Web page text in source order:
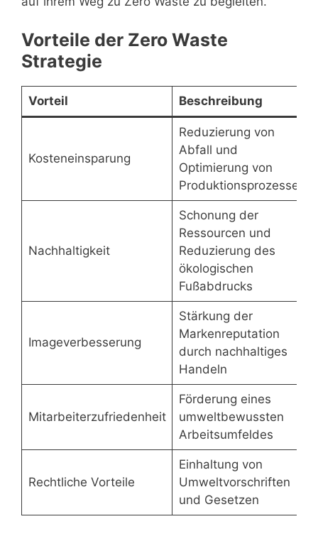
Vorteile der Zero Waste
Strategie
Vorteil Beschreibung
Kosteneinsparung
Reduzierung von
Abfall und
Optimierung von
Produktionsprozessen
Nachhaltigkeit
Schonung der
Ressourcen und
Reduzierung des
ökologischen
Fußabdrucks
Imageverbesserung
Stärkung der
Markenreputation
durch nachhaltiges
Handeln
Mitarbeiterzufriedenheit
Förderung eines
umweltbewussten
Arbeitsumfeldes
Rechtliche Vorteile
Einhaltung von
Umweltvorschriften
und Gesetzen